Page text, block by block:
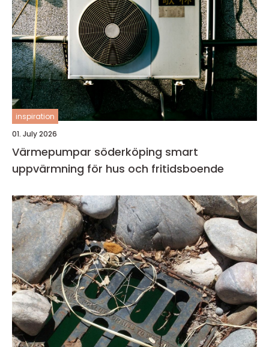
inspiration
01. July 2026
Värmepumpar söderköping smart
uppvärmning för hus och fritidsboende